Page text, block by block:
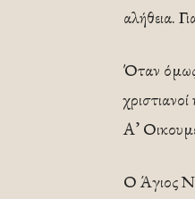
αλήθεια.
Όταν όμως
Α’
Ο Άγιος